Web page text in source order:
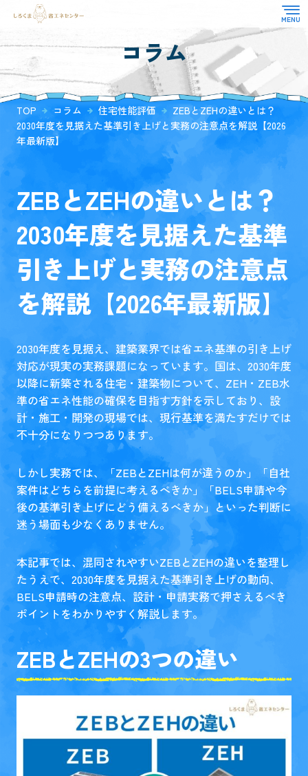
選ばれる理由
よくある質問
お知らせ
コラム
会社概要
対応業務
省エネ適合性判定
住宅性能評価
CASBEE
コラム
TOP コラム 住宅性能評価
ZEBとZEHの違いとは？
2030年度を見据えた基準引き上げと実務の注意点を解説【2026
年最新版】
ZEBとZEHの違いとは？
2030年度を見据えた基準
引き上げと実務の注意点
を解説【2026年最新版】
2030年度を見据え、建築業界では省エネ基準の引き上げ
対応が現実の実務課題になっています。国は、2030年度
以降に新築される住宅・建築物について、ZEH・ZEB水
準の省エネ性能の確保を目指す方針を示しており、設
計・施工・開発の現場では、現行基準を満たすだけでは
不十分になりつつあります。
しかし実務では、「ZEBとZEHは何が違うのか」「自社
案件はどちらを前提に考えるべきか」「BELS申請や今
後の基準引き上げにどう備えるべきか」といった判断に
迷う場面も少なくありません。
本記事では、混同されやすいZEBとZEHの違いを整理し
たうえで、2030年度を見据えた基準引き上げの動向、
BELS申請時の注意点、設計・申請実務で押さえるべき
ポイントをわかりやすく解説します。
ZEBとZEHの3つの違い